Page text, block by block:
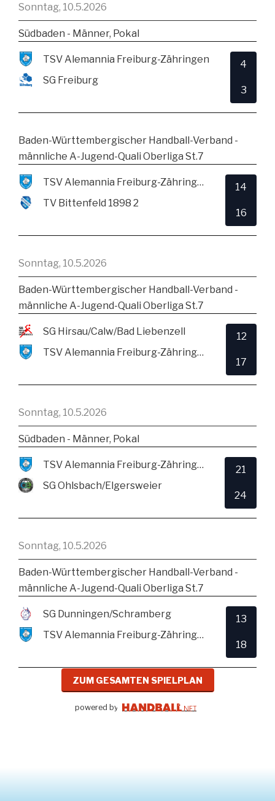
Sonntag, 10.5.2026
Südbaden - Männer, Pokal
TSV Alemannia Freiburg-Zähringen
SG Freiburg
4
3
Baden-Württembergischer Handball-Verband -
männliche A-Jugend-Quali Oberliga St.7
TSV Alemannia Freiburg-Zähringen
TV Bittenfeld 1898 2
14
16
Sonntag, 10.5.2026
Baden-Württembergischer Handball-Verband -
männliche A-Jugend-Quali Oberliga St.7
SG Hirsau/Calw/Bad Liebenzell
TSV Alemannia Freiburg-Zähringen
12
17
Sonntag, 10.5.2026
Südbaden - Männer, Pokal
TSV Alemannia Freiburg-Zähringen
SG Ohlsbach/Elgersweier
21
24
Sonntag, 10.5.2026
Baden-Württembergischer Handball-Verband -
männliche A-Jugend-Quali Oberliga St.7
SG Dunningen/Schramberg
TSV Alemannia Freiburg-Zähringen
13
18
ZUM GESAMTEN SPIELPLAN
powered by